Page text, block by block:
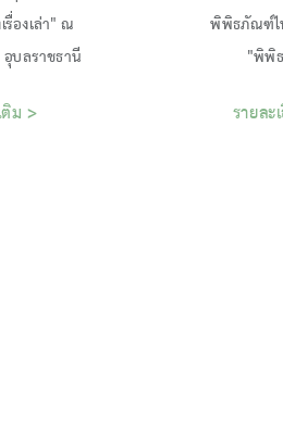
องเล่า" ณ
ติม >
พิพิธภัณฑ์ไ
รายละ